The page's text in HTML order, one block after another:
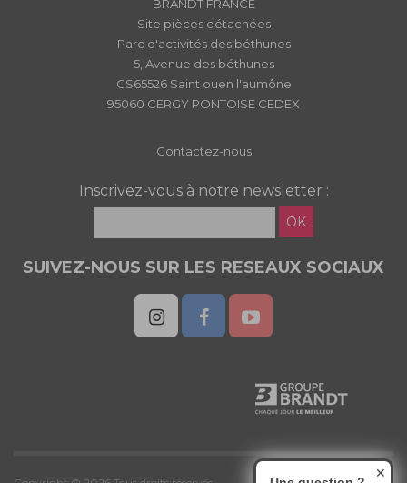
BRANDT FRANCE
Site pièces détachées
Parc d'activités des béthunes
5, Avenue des béthunes
CS65526 Saint ouen l'aumône
95060 CERGY PONTOISE CEDEX
Contactez-nous
Inscrivez-vous à notre newsletter :
OK
SUIVEZ-NOUS SUR LES RESEAUX SOCIAUX
✕